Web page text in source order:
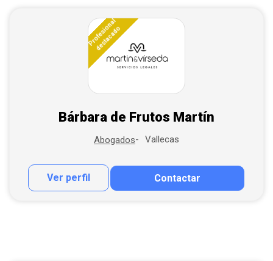
Profesional
destacado
Bárbara de Frutos Martín
Abogados Vallecas
Ver perfil Contactar
Contactar por correo